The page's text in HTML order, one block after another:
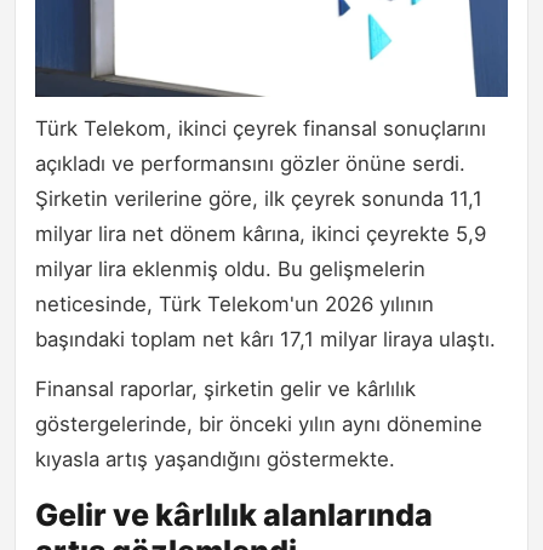
Türk Telekom, ikinci çeyrek finansal sonuçlarını
açıkladı ve performansını gözler önüne serdi.
Şirketin verilerine göre, ilk çeyrek sonunda 11,1
milyar lira net dönem kârına, ikinci çeyrekte 5,9
milyar lira eklenmiş oldu. Bu gelişmelerin
neticesinde, Türk Telekom'un 2026 yılının
başındaki toplam net kârı 17,1 milyar liraya ulaştı.
Finansal raporlar, şirketin gelir ve kârlılık
göstergelerinde, bir önceki yılın aynı dönemine
kıyasla artış yaşandığını göstermekte.
Gelir ve kârlılık alanlarında